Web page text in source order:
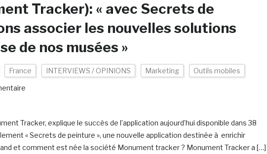
Tracker): « avec Secrets de
associer les nouvelles solutions
de nos musées »
France INTERVIEWS / OPINIONS Marketing Outils mobiles
Tracker, explique le succès de l’application aujourd’hui disponible dans 38
« Secrets de peinture », une nouvelle application destinée à enrichir
et comment est née la société Monument tracker ? Monument Tracker a […]